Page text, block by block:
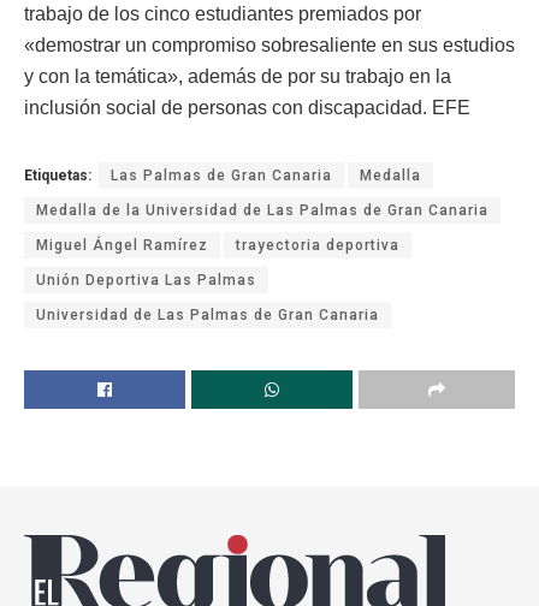
trabajo de los cinco estudiantes premiados por
«demostrar un compromiso sobresaliente en sus estudios
y con la temática», además de por su trabajo en la
inclusión social de personas con discapacidad. EFE
Etiquetas: Las Palmas de Gran Canaria Medalla
Medalla de la Universidad de Las Palmas de Gran Canaria
Miguel Ángel Ramírez trayectoria deportiva
Unión Deportiva Las Palmas
Universidad de Las Palmas de Gran Canaria